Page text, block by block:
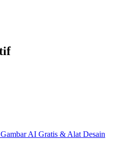
AI Gratis & Alat Desain